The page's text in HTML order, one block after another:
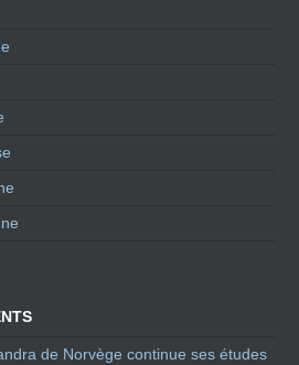
de Norvège continue ses études